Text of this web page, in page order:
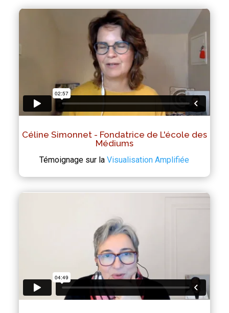
Céline Simonnet - Fondatrice de L'école des
Médiums
Témoignage sur laVisualisation Amplifiée